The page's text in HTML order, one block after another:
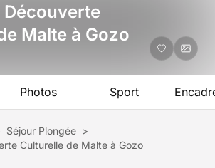
Découverte
Malte à Gozo
Photos Sport
Séjour Plongée >
Culturelle de Malte à Gozo